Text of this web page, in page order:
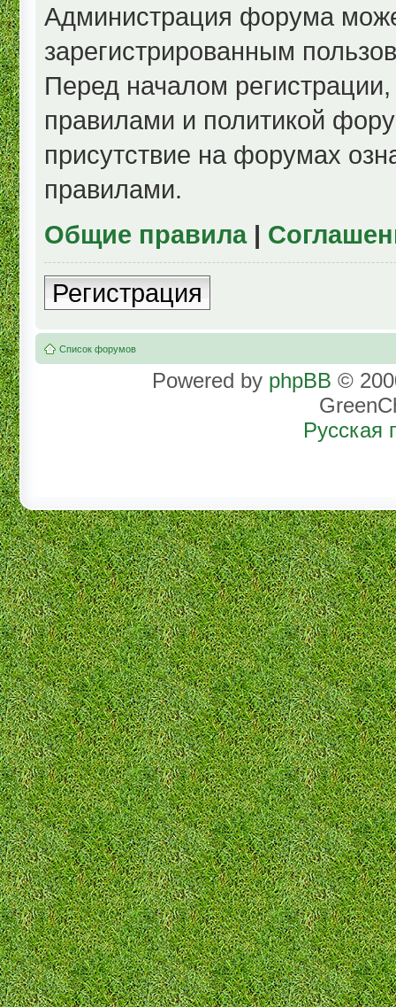
Администрация форума
зарегистрированным
Перед началом
правилами и политикой
присутствие на форумах
правилами.
Общие правила|
Регистрация
Список форумов
Powered by phpBB ©
Русская